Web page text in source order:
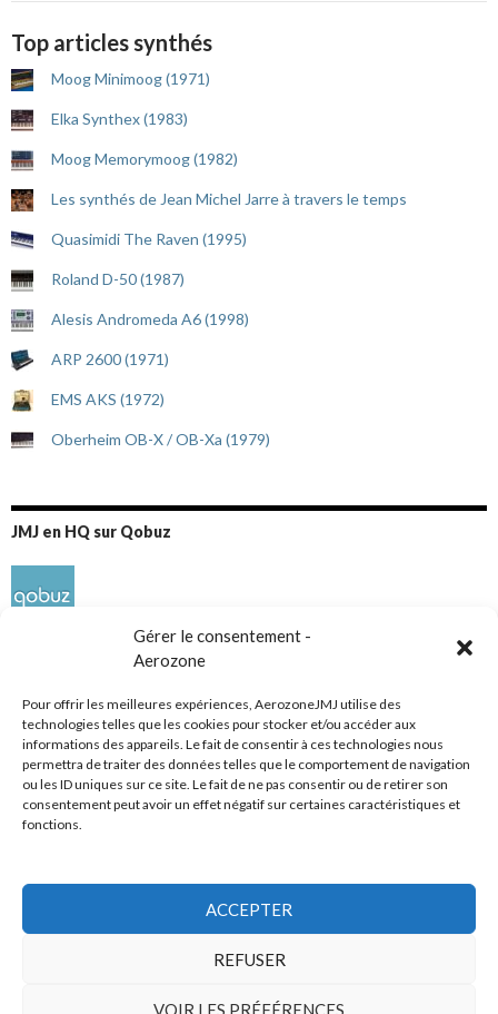
Gérer le consentement -
Aerozone
Pour offrir les meilleures expériences, AerozoneJMJ utilise des
technologies telles que les cookies pour stocker et/ou accéder aux
informations des appareils. Le fait de consentir à ces technologies nous
permettra de traiter des données telles que le comportement de navigation
ou les ID uniques sur ce site. Le fait de ne pas consentir ou de retirer son
consentement peut avoir un effet négatif sur certaines caractéristiques et
fonctions.
ACCEPTER
REFUSER
VOIR LES PRÉFÉRENCES
Top articles synthés
Moog Minimoog (1971)
Elka Synthex (1983)
Moog Memorymoog (1982)
Les synthés de Jean Michel Jarre à travers le temps
Quasimidi The Raven (1995)
Roland D-50 (1987)
Alesis Andromeda A6 (1998)
ARP 2600 (1971)
EMS AKS (1972)
Oberheim OB-X / OB-Xa (1979)
JMJ en HQ sur Qobuz
Réseaux sociaux
© Mars 2006-Août 2026